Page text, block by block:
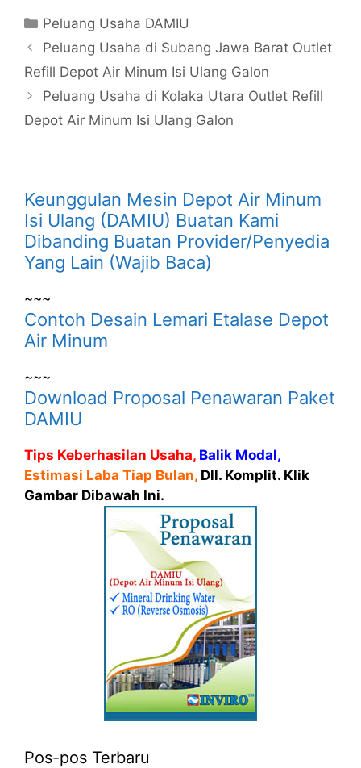
Kategori
Peluang Usaha DAMIU
Peluang Usaha di Subang Jawa Barat Outlet
Refill Depot Air Minum Isi Ulang Galon
Peluang Usaha di Kolaka Utara Outlet Refill
Depot Air Minum Isi Ulang Galon
Keunggulan Mesin Depot Air Minum
Isi Ulang (DAMIU) Buatan Kami
Dibanding Buatan Provider/Penyedia
Yang Lain (Wajib Baca)
~~~
Contoh Desain Lemari Etalase Depot
Air Minum
~~~
Download Proposal Penawaran Paket
DAMIU
Tips Keberhasilan Usaha, Balik Modal,
Estimasi Laba Tiap Bulan, Dll. Komplit. Klik
Gambar Dibawah Ini.
Pos-pos Terbaru